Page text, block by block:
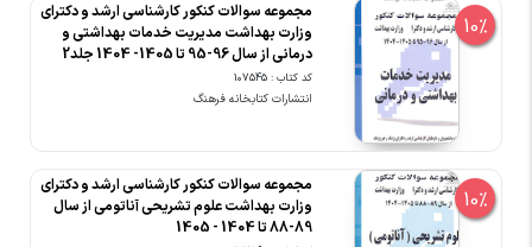
10%
مجموعه سوالات کنکور کارشناسی ارشد و دکترای
وزارت بهداشت مدیریت خدمات بهداشتی و
درمانی از سال 96-95 تا 1405- 1404 جلد2
کد کتاب : 107545
انتشارات کتابخانه فرهنگ
10%
مجموعه سوالات کنکور کارشناسی ارشد و دکترای
وزارت بهداشت علوم تشریحی آناتومی از سال
89-88 تا 1404 - 1405